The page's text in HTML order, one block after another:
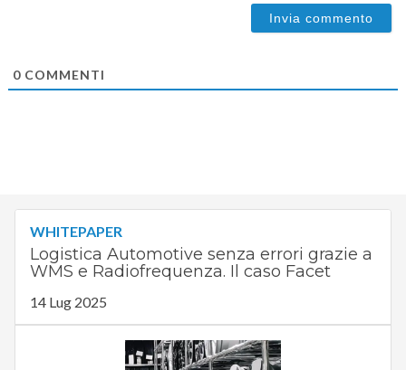
0COMMENTI
WHITEPAPER
Logistica Automotive senza errori grazie a
WMS e Radiofrequenza. Il caso Facet
14 Lug 2025